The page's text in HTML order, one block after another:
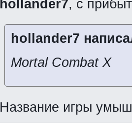
hollander7, с
hollander7
Mortal Combat X
Название игры